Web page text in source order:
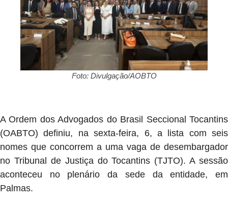
Foto: Divulgação/AOBTO
A Ordem dos Advogados do Brasil Seccional Tocantins
(OABTO) definiu, na sexta-feira, 6, a lista com seis
nomes que concorrem a uma vaga de desembargador
no Tribunal de Justiça do Tocantins (TJTO). A sessão
aconteceu no plenário da sede da entidade, em
Palmas.